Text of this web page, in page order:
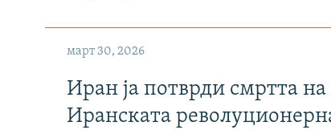
март 30, 2026
Иран ја потврди смртта
Иранската